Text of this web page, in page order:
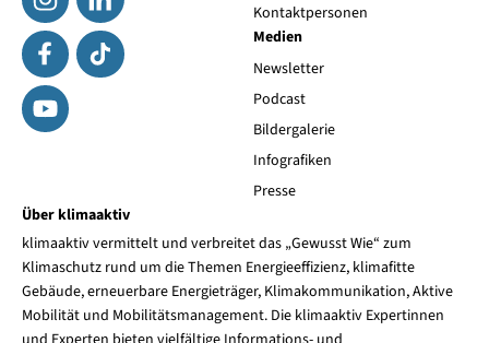
Kontaktpersonen
Medien
Newsletter
Podcast
Bildergalerie
Infografiken
Presse
Über klimaaktiv
klimaaktiv vermittelt und verbreitet das „Gewusst Wie“ zum
Klimaschutz rund um die Themen Energieeffizienz, klimafitte
Gebäude, erneuerbare Energieträger, Klimakommunikation, Aktive
Mobilität und Mobilitätsmanagement. Die klimaaktiv Expertinnen